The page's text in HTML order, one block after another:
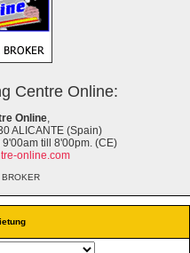
Centre Online:
Online,
ALICANTE (Spain)
till 8'00pm. (CE)
online.com